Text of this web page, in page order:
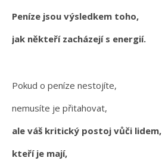
Peníze jsou výsledkem toho,
jak někteří zacházejí s energií.
Pokud o peníze nestojíte,
nemusíte je přitahovat,
ale váš kritický postoj vůči lidem,
kteří je mají,